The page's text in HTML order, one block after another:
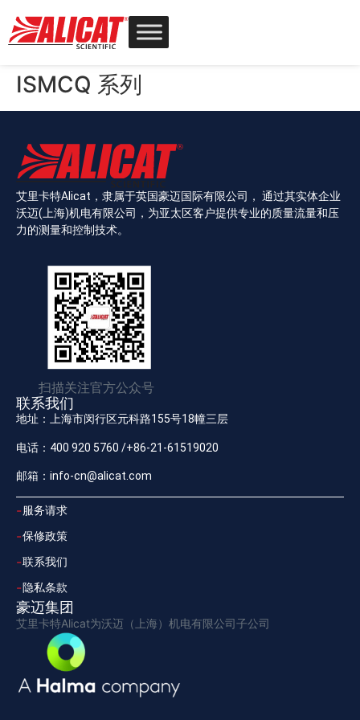
ISMCQ 系列
艾里卡特Alicat，隶属于英国豪迈国际有限公司， 通过其实体企业
沃迈(上海)机电有限公司，为亚太区客户提供专业的质量流量和压
力的测量和控制技术。
扫描关注官方公众号
联系我们
地址：上海市闵行区元科路155号18幢三层
电话：400 920 5760 /+86-21-61519020
邮箱：info-cn@alicat.com
服务请求
保修政策
联系我们
隐私条款
豪迈集团
艾里卡特Alicat为沃迈（上海）机电有限公司子公司